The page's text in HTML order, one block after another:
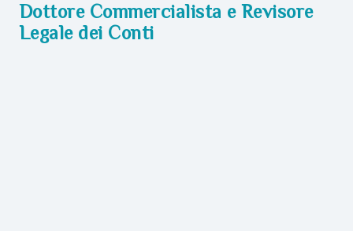
Dottore Commercialista e Revisore
Legale dei Conti